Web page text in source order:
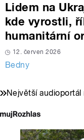
Lidem na
kde vyrostli,
humanitární
12. červen 2026
Bedny
Největší